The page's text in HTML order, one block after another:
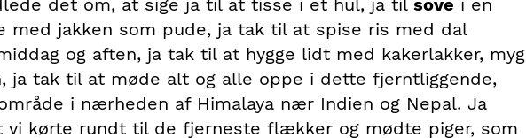
med jakken som pude, ja tak til at spise ris med dal
og aften, ja tak til at hygge lidt med kakerlakker, myg
ja tak til at møde alt og alle oppe i dette fjerntliggende,
i nærheden af Himalaya nær Indien og Nepal. Ja
vi kørte rundt til de fjerneste flækker og mødte piger, som